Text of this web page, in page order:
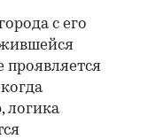
с его
проявляется
логика